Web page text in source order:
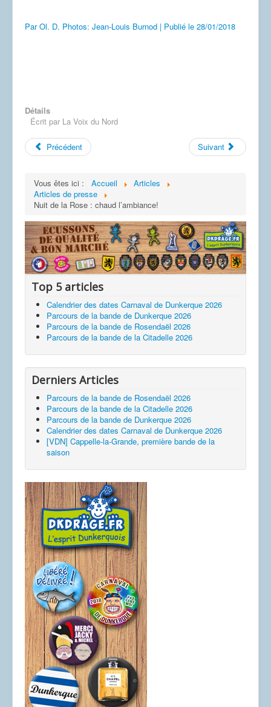
ParOl. D. Photos: Jean-Louis Burnod | Publié le 28/01/2018
Détails
Écrit par La Voix du Nord
Précédent Suivant
Vous êtes ici : Accueil
Articles
Articles de presse
Nuit de la Rose : chaud l’ambiance!
Top 5 articles
Calendrier des dates Carnaval de Dunkerque 2026
Parcours de la bande de Dunkerque 2026
Parcours de la bande de Rosendaël 2026
Parcours de la bande de la Citadelle 2026
Derniers Articles
Parcours de la bande de Rosendaël 2026
Parcours de la bande de la Citadelle 2026
Parcours de la bande de Dunkerque 2026
Calendrier des dates Carnaval de Dunkerque 2026
[VDN] Cappelle-la-Grande, première bande de la
saison